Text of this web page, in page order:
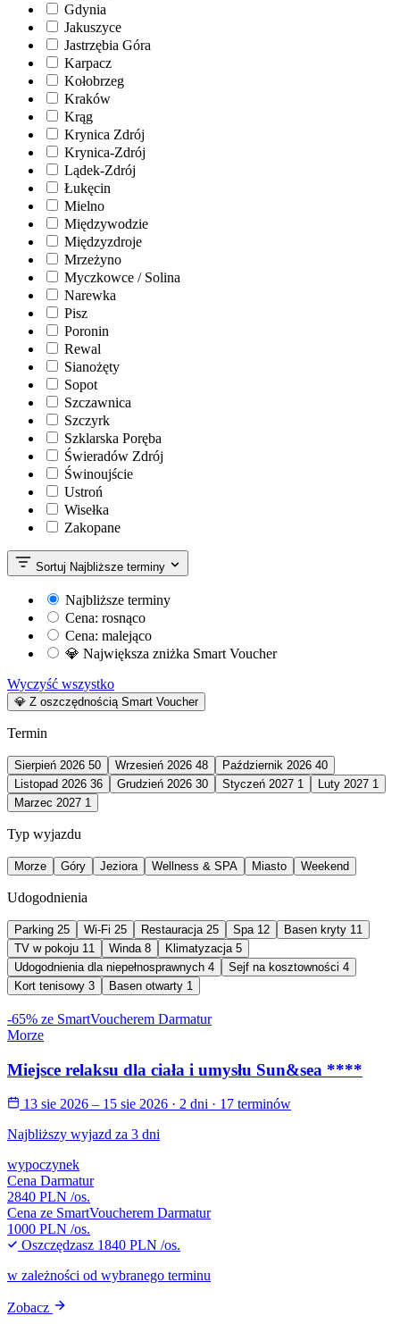
Gdynia
Jakuszyce
Jastrzębia Góra
Karpacz
Kołobrzeg
Kraków
Krąg
Krynica Zdrój
Krynica-Zdrój
Lądek-Zdrój
Łukęcin
Mielno
Międzywodzie
Międzyzdroje
Mrzeżyno
Myczkowce / Solina
Narewka
Pisz
Poronin
Rewal
Sianożęty
Sopot
Szczawnica
Szczyrk
Szklarska Poręba
Świeradów Zdrój
Świnoujście
Ustroń
Wisełka
Zakopane
Sortuj Najbliższe terminy
Najbliższe terminy
Cena: rosnąco
Cena: malejąco
💎 Największa zniżka Smart Voucher
Wyczyść wszystko
💎 Z oszczędnością Smart Voucher
Termin
Sierpień 2026 50 Wrzesień 2026 48 Październik 2026 40
Listopad 2026 36 Grudzień 2026 30 Styczeń 2027 1 Luty 2027 1
Marzec 2027 1
Typ wyjazdu
Morze Góry Jeziora Wellness & SPA Miasto Weekend
Udogodnienia
Parking 25 Wi-Fi 25 Restauracja 25 Spa 12 Basen kryty 11
TV w pokoju 11 Winda 8 Klimatyzacja 5
Udogodnienia dla niepełnosprawnych 4 Sejf na kosztowności 4
Kort tenisowy 3 Basen otwarty 1
-65% ze SmartVoucherem Darmatur
Morze
Miejsce relaksu dla ciała i umysłu Sun&sea ****
13 sie 2026 – 15 sie 2026 · 2 dni · 17 terminów
Najbliższy wyjazd za 3 dni
wypoczynek
Cena Darmatur
2840 PLN /os.
Cena ze SmartVoucherem Darmatur
1000 PLN /os.
Oszczędzasz 1840 PLN /os.
w zależności od wybranego terminu
Zobacz